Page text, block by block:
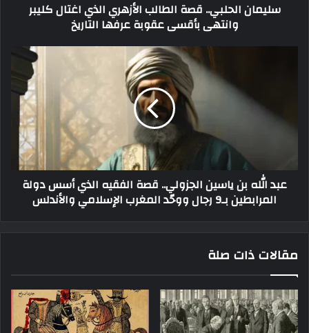
سليمان الحلبي.. قصة الطالب الأزهري الذي اغتال كليبر
وانتهى بأقسى عقوبة عرفها التاريخ
عبد الله بن ياسين الجزولي.. قصة الفقيه الذي أسس دولة
المرابطين بـ9 رجال ووحّد المغرب الإسلامي والأندلس
مقالات ذات صلة